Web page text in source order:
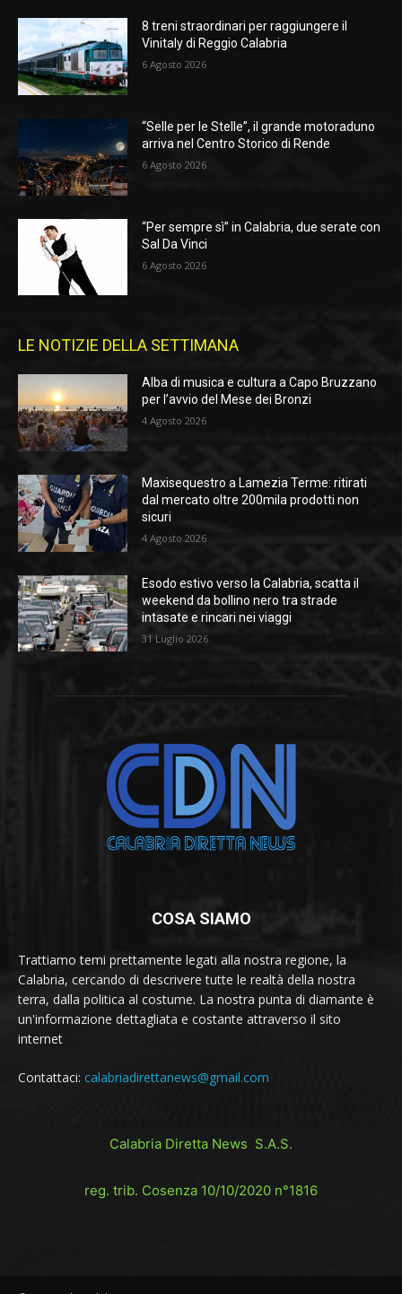
8 treni straordinari per raggiungere il
Vinitaly di Reggio Calabria
6 Agosto 2026
“Selle per le Stelle”, il grande motoraduno
arriva nel Centro Storico di Rende
6 Agosto 2026
“Per sempre sì” in Calabria, due serate con
Sal Da Vinci
6 Agosto 2026
LE NOTIZIE DELLA SETTIMANA
Alba di musica e cultura a Capo Bruzzano
per l’avvio del Mese dei Bronzi
4 Agosto 2026
Maxisequestro a Lamezia Terme: ritirati
dal mercato oltre 200mila prodotti non
sicuri
4 Agosto 2026
Esodo estivo verso la Calabria, scatta il
weekend da bollino nero tra strade
intasate e rincari nei viaggi
31 Luglio 2026
COSA SIAMO
Trattiamo temi prettamente legati alla nostra regione, la
Calabria, cercando di descrivere tutte le realtà della nostra
terra, dalla politica al costume. La nostra punta di diamante è
un'informazione dettagliata e costante attraverso il sito
internet
Contattaci: calabriadirettanews@gmail.com
Calabria Diretta News S.A.S.
reg. trib. Cosenza 10/10/2020 n°1816